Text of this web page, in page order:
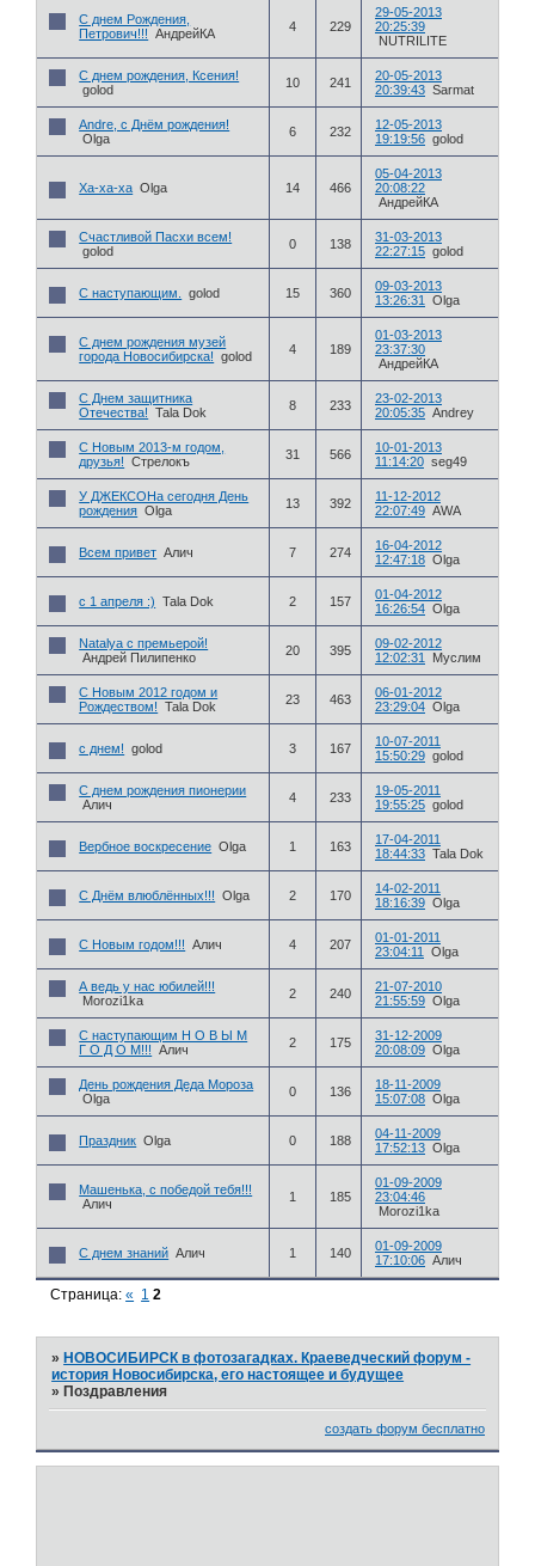
С днем Рождения,
Петрович!!!
АндрейКА 4 229
29-05-2013
20:25:39
NUTRILITE
С днем рождения, Ксения!
golod
10 241
20-05-2013
20:39:43 Sarmat
Andre, с Днём рождения!
Olga
6 232
12-05-2013
19:19:56 golod
Ха-ха-ха Olga 14 466
05-04-2013
20:08:22
АндрейКА
Счастливой Пасхи всем!
golod
0 138
31-03-2013
22:27:15 golod
С наступающим. golod 15 360
09-03-2013
13:26:31
Olga
С днем рождения музей
города Новосибирска!
golod 4 189
01-03-2013
23:37:30
АндрейКА
С Днем защитника
Отечества!
Tala Dok 8 233
23-02-2013
20:05:35 Andrey
С Новым 2013-м годом,
друзья!
Стрелокъ 31 566
10-01-2013
11:14:20 seg49
У ДЖЕКСОНа сегодня День
рождения Olga 13 392
11-12-2012
22:07:49 AWA
Всем привет Алич 7 274
16-04-2012
12:47:18 Olga
с 1 апреля :) Tala Dok 2 157
01-04-2012
16:26:54 Olga
Natalya с премьерой!
Андрей Пилипенко
20 395
09-02-2012
12:02:31
Муслим
С Новым 2012 годом и
Рождеством!
Tala Dok 23 463
06-01-2012
23:29:04 Olga
с днем! golod 3 167
10-07-2011
15:50:29 golod
С днем рождения пионерии
Алич
4 233
19-05-2011
19:55:25 golod
Вербное воскресение Olga 1 163
17-04-2011
18:44:33 Tala Dok
С Днём влюблённых!!! Olga 2 170
14-02-2011
18:16:39 Olga
С Новым годом!!! Алич 4 207
01-01-2011
23:04:11
Olga
А ведь у нас юбилей!!!
Morozi1ka
2 240
21-07-2010
21:55:59 Olga
С наступающим Н О В Ы М
Г О Д О М!!!
Алич 2 175
31-12-2009
20:08:09 Olga
День рождения Деда Мороза
Olga
0 136
18-11-2009
15:07:08 Olga
Праздник Olga 0 188
04-11-2009
17:52:13 Olga
Машенька, с победой тебя!!!
Алич
1 185
01-09-2009
23:04:46
Morozi1ka
С днем знаний Алич 1 140
01-09-2009
17:10:06 Алич
Страница:« 1 2
»НОВОСИБИРСК в фотозагадках. Краеведческий форум -
история Новосибирска, его настоящее и будущее
»Поздравления
создать форум бесплатно